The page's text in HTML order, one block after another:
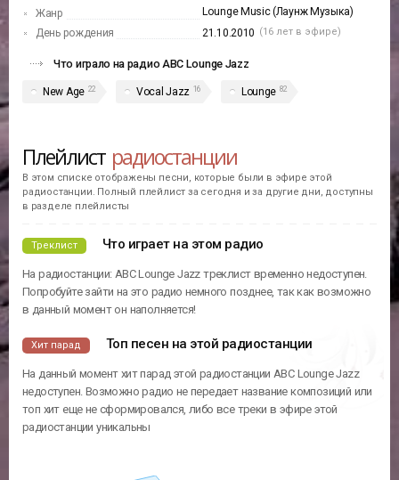
Жанр
Lounge Music (Лаунж Музыка)
День рождения
21.10.2010 (16 лет в эфире)
Что играло на радио ABC Lounge Jazz
New Age 22 Vocal Jazz 16 Lounge 82
Плейлист радиостанции
В этом списке отображены песни, которые были в эфире этой
радиостанции. Полный плейлист за сегодня и за другие дни, доступны
в разделе плейлисты
Треклист Что играет на этом радио
На радиостанции: ABC Lounge Jazz треклист временно недоступен.
Попробуйте зайти на это радио немного позднее, так как возможно
в данный момент он наполняется!
Хит парад Топ песен на этой радиостанции
На данный момент хит парад этой радиостанции ABC Lounge Jazz
недоступен. Возможно радио не передает название композиций или
топ хит еще не сформировался, либо все треки в эфире этой
радиостанции уникальны